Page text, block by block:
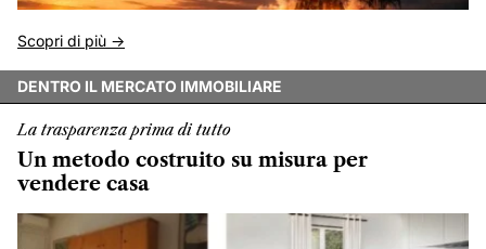
Scopri di più ->
DENTRO IL MERCATO IMMOBILIARE
La trasparenza prima di tutto
Un metodo costruito su misura per
vendere casa